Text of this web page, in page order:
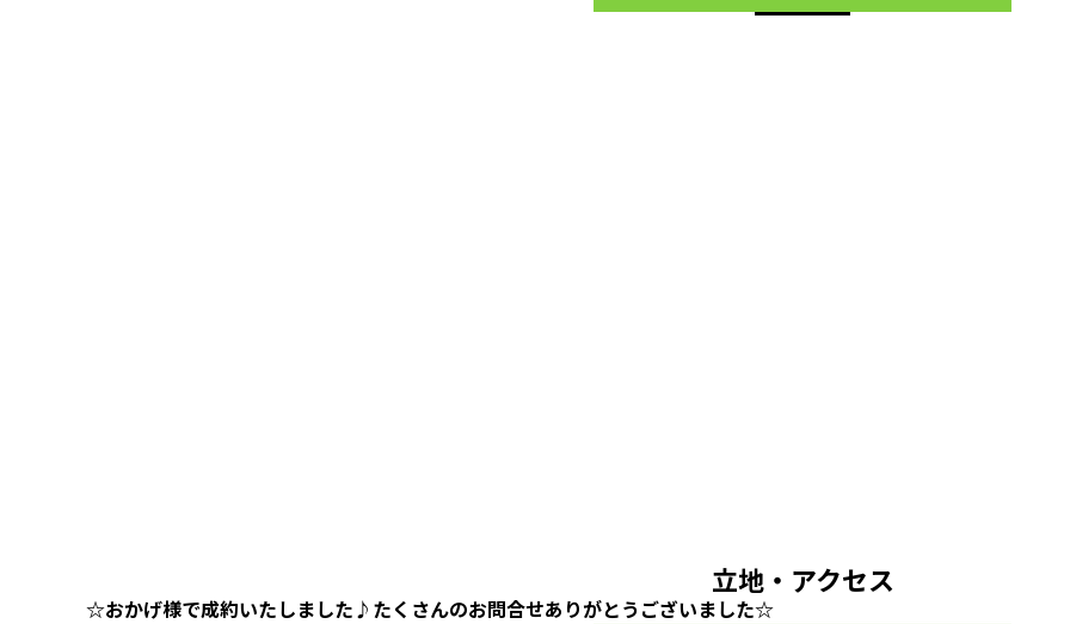
立地・アクセス
☆おかげ様で成約いたしました♪たくさんのお問合せありがとうございました☆